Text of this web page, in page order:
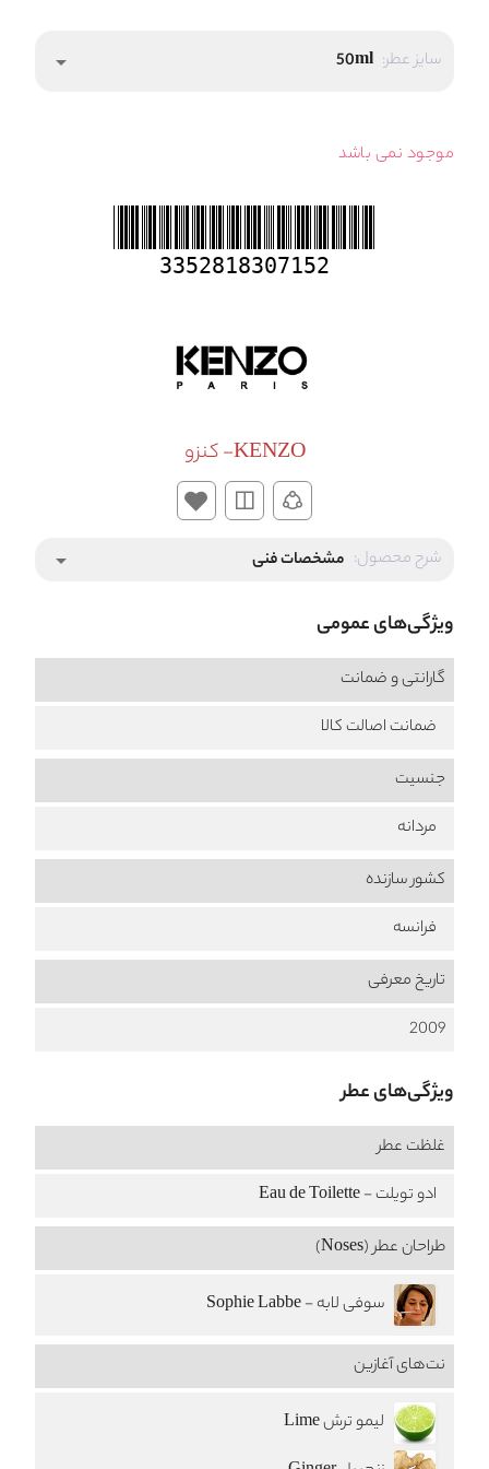
سایز عطر: 50ml
arrow_drop_down
موجود نمی باشد
3352818307152
KENZO- کنزو
شرح محصول: مشخصات فنی arrow_drop_down
ویژگی‌های عمومی
گارانتی و ضمانت
ضمانت اصالت کالا
جنسیت
مردانه
کشور سازنده
فرانسه
تاریخ معرفی
2009
ویژگی‌های عطر
غلظت عطر
ادو تویلت - Eau de Toilette
طراحان عطر (Noses)
سوفی لابه - Sophie Labbe
نت‌های آغازین
لیمو ترش Lime